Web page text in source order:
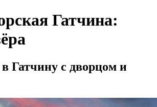
Гатчина:
Гатчину с дворцом и